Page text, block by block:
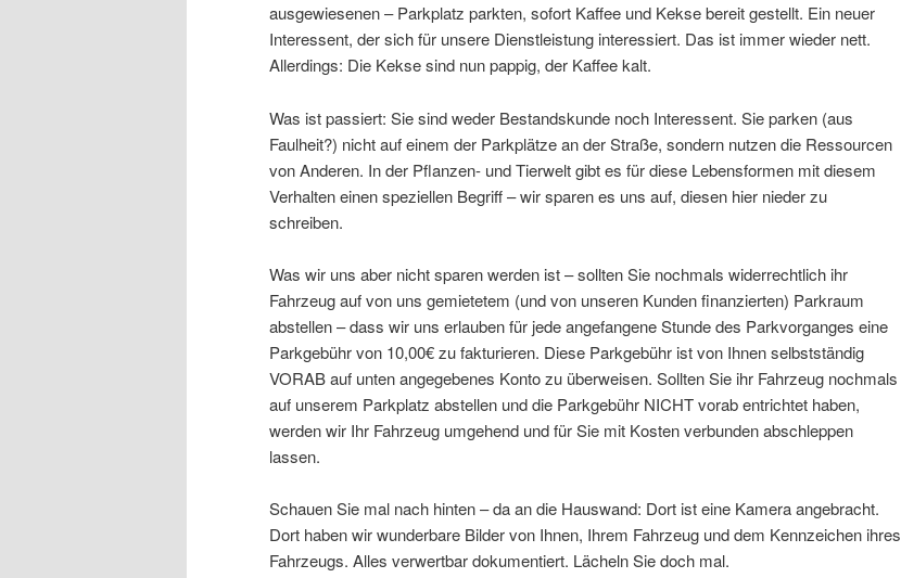
ausgewiesenen – Parkplatz parkten, sofort Kaffee und Kekse bereit gestellt. Ein neuer
Interessent, der sich für unsere Dienstleistung interessiert. Das ist immer wieder nett.
Allerdings: Die Kekse sind nun pappig, der Kaffee kalt.
Was ist passiert: Sie sind weder Bestandskunde noch Interessent. Sie parken (aus
Faulheit?) nicht auf einem der Parkplätze an der Straße, sondern nutzen die Ressourcen
von Anderen. In der Pflanzen- und Tierwelt gibt es für diese Lebensformen mit diesem
Verhalten einen speziellen Begriff – wir sparen es uns auf, diesen hier nieder zu
schreiben.
Was wir uns aber nicht sparen werden ist – sollten Sie nochmals widerrechtlich ihr
Fahrzeug auf von uns gemietetem (und von unseren Kunden finanzierten) Parkraum
abstellen – dass wir uns erlauben für jede angefangene Stunde des Parkvorganges eine
Parkgebühr von 10,00€ zu fakturieren. Diese Parkgebühr ist von Ihnen selbstständig
VORAB auf unten angegebenes Konto zu überweisen. Sollten Sie ihr Fahrzeug nochmals
auf unserem Parkplatz abstellen und die Parkgebühr NICHT vorab entrichtet haben,
werden wir Ihr Fahrzeug umgehend und für Sie mit Kosten verbunden abschleppen
lassen.
Schauen Sie mal nach hinten – da an die Hauswand: Dort ist eine Kamera angebracht.
Dort haben wir wunderbare Bilder von Ihnen, Ihrem Fahrzeug und dem Kennzeichen ihres
Fahrzeugs. Alles verwertbar dokumentiert. Lächeln Sie doch mal.